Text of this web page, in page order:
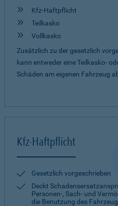
Kfz-Haftpflicht
Teilkasko
Vollkasko
Zusätzlich zu der gesetzlich
kann entweder eine Teilkasko-
Schäden am eigenen Fahrzeug
Kfz-Haftpflicht
Gesetzlich vorgeschrieben
Deckt
Personen-, Sach- und
die Benutzung des